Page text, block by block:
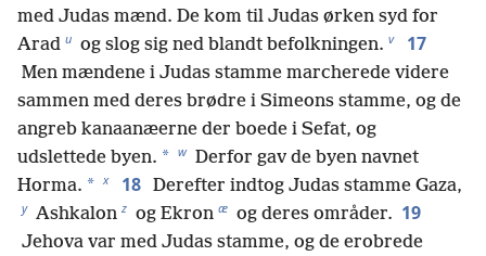
med Judas mænd. De kom til Judas ørken syd for
Arad u og slog sig ned blandt befolkningen. v 17
Men mændene i Judas stamme marcherede videre
sammen med deres brødre i Simeons stamme, og de
angreb kanaanæerne der boede i Sefat, og
udslettede byen. * w Derfor gav de byen navnet
Horma. * x 18 Derefter indtog Judas stamme Gaza,
y Ashkalon z og Ekron æ og deres områder. 19
Jehova var med Judas stamme, og de erobrede